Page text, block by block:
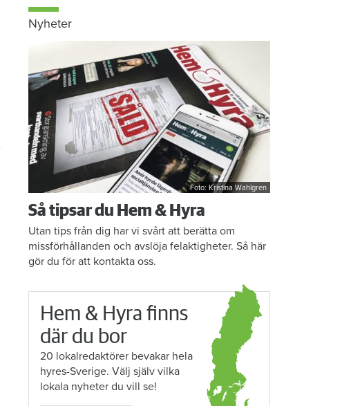
Nyheter
Foto: Kristina Wahlgren
Så tipsar du Hem & Hyra
Utan tips från dig har vi svårt att berätta om
missförhållanden och avslöja felaktigheter. Så här
gör du för att kontakta oss.
Hem & Hyra finns
där du bor
20 lokalredaktörer bevakar hela
hyres-Sverige. Välj själv vilka
lokala nyheter du vill se!